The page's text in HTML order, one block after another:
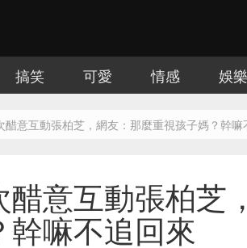
搞笑 可愛 情感 娛樂
醋意互動張柏芝，網友：那麼重視孩子媽？幹嘛
意互動張柏芝
嘛不追回來